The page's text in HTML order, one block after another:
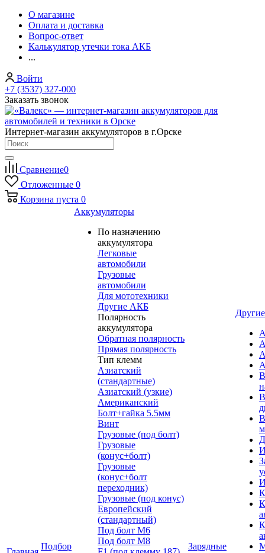
О магазине
Оплата и доставка
Вопрос-ответ
Калькулятор утечки тока АКБ
...
Войти
+7 (3537) 327-000
Заказать звонок
Интернет-магазин аккумуляторов в г.Орске
Сравнение0
Отложенные 0
Корзина пуста 0
Подбор
Аккумуляторы
По назначению
аккумулятора
Легковые
автомобили
Грузовые
автомобили
Для мототехники
Другие АКБ
Полярность
аккумулятора
Обратная полярность
Прямая полярность
Тип клемм
Азиатский
(стандартные)
Азиатский (узкие)
Американский
Болт+гайка 5.5мм
Винт
Грузовые (под болт)
Грузовые
(конус+болт)
Грузовые
(конус+болт
переходник)
Грузовые (под конус)
Европейский
(стандартный)
Под болт M6
Под болт М8
Зарядные